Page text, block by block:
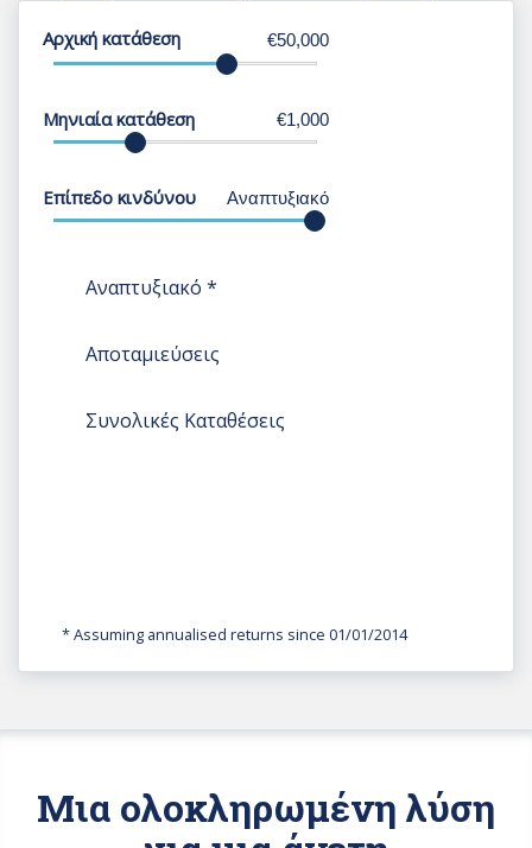
Αρχική κατάθεση €50,000
Μηνιαία κατάθεση €1,000
Επίπεδο κινδύνου Αναπτυξιακό
Αναπτυξιακό *
Αποταμιεύσεις
Συνολικές Καταθέσεις
* Assuming annualised returns since 01/01/2014
Μια ολοκληρωμένη λύση